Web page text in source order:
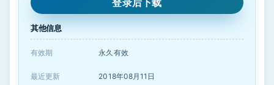
登录后下载
其他信息
有效期 永久有效
最近更新 2018年08月11日